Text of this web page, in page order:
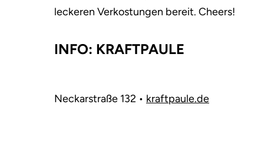
leckeren Verkostungen bereit. Cheers!
INFO: KRAFTPAULE
Neckarstraße 132 • kraftpaule.de